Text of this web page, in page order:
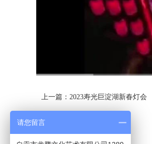
上一篇：2023寿光巨淀湖新春灯会
返回列表>
请您留言